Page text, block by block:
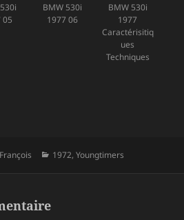
05
BMW 530i
1977 06
BMW 530i
1977
Caractérisitiq
ues
Techniques
Auteur
François Catégories
1972,Youngtimers